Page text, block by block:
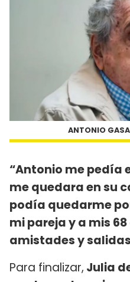
ANTONIO
“Antonio me pedía
me quedara en su
podía quedarme
mi pareja y a mis
amistades y
Para finalizar, Julia